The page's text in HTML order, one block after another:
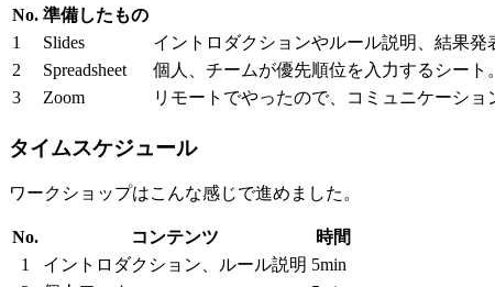
No. 準備したもの
1
Slides
イントロダクションやルール説明、結果
2
Spreadsheet
個人、チームが優先順位を入力するシー
3
Zoom リモートでやったので、コミュニケーシ
タイムスケジュール
ワークショップはこんな感じで進めました。
No. コンテンツ
時間
1
イントロダクション、ルール説明 5min